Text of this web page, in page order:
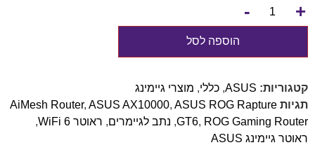
+
-
הוספה לסל
קטגוריות: ASUS
, כללי, מוצרי גיימינג
תגיות
AiMesh Router, ASUS AX10000, ASUS ROG Rapture
GT6, ROG Gaming Router
, נתב לגיימרים, ראוטר WiFi 6
,
ראוטר גיימינג ASUS